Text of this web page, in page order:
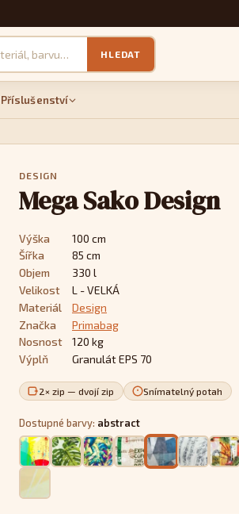
HLEDAT
Příslušenství
DESIGN
Mega Sako Design
Výška
100 cm
Šířka
85 cm
Objem
330 l
Velikost
L - VELKÁ
Materiál
Design
Značka
Primabag
Nosnost
120 kg
Výplň
Granulát EPS 70
2× zip — dvojí zip Snímatelný potah
Dostupné barvy: abstract